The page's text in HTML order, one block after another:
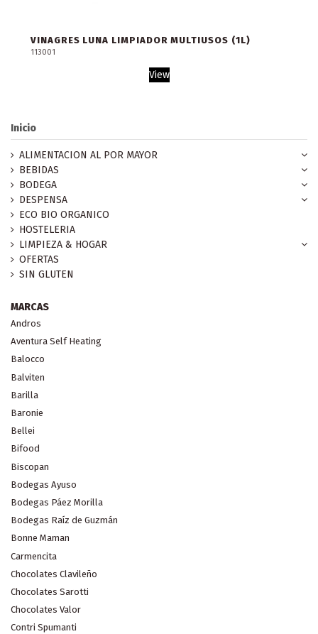
VINAGRES LUNA LIMPIADOR MULTIUSOS (1L)
113001
View
Inicio
ALIMENTACION AL POR MAYOR
BEBIDAS
BODEGA
DESPENSA
ECO BIO ORGANICO
HOSTELERIA
LIMPIEZA & HOGAR
OFERTAS
SIN GLUTEN
MARCAS
Andros
Aventura Self Heating
Balocco
Balviten
Barilla
Baronie
Bellei
Bifood
Biscopan
Bodegas Ayuso
Bodegas Páez Morilla
Bodegas Raíz de Guzmán
Bonne Maman
Carmencita
Chocolates Clavileño
Chocolates Sarotti
Chocolates Valor
Contri Spumanti